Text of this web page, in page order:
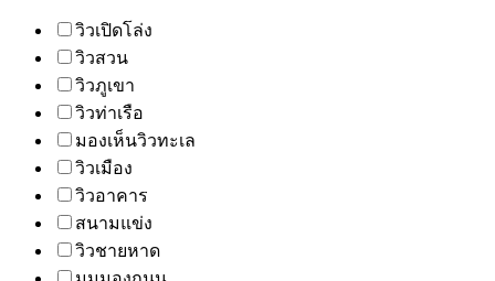
วิวเปิดโล่ง
วิวสวน
วิวภูเขา
วิวท่าเรือ
มองเห็นวิวทะเล
วิวเมือง
วิวอาคาร
สนามแข่ง
วิวชายหาด